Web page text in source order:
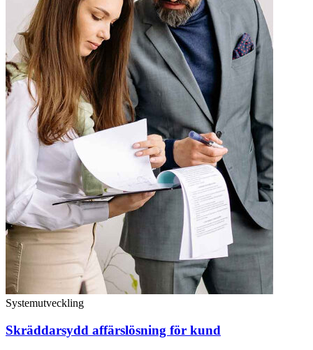
Systemutveckling
Skräddarsydd affärslösning för kund